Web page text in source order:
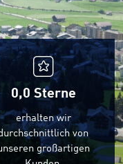
0,0Sterne
erhalten wir
von
großartigen